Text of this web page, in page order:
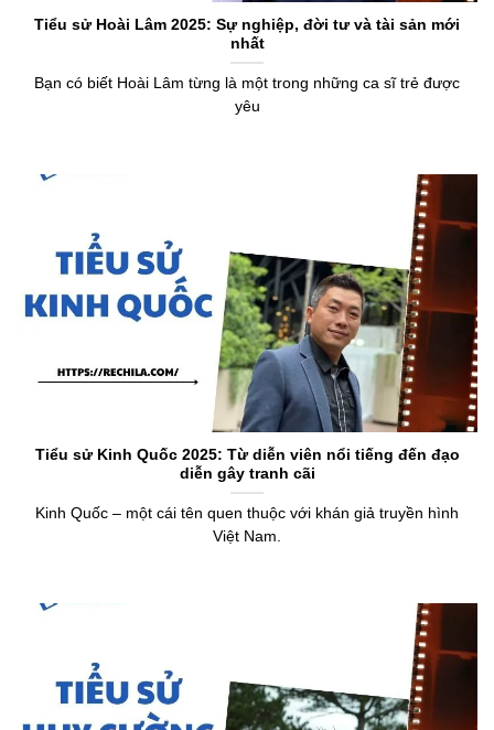
Tiểu sử Hoài Lâm 2025: Sự nghiệp, đời tư và tài sản mới
nhất
Bạn có biết Hoài Lâm từng là một trong những ca sĩ trẻ được
yêu
Tiểu sử Kinh Quốc 2025: Từ diễn viên nổi tiếng đến đạo
diễn gây tranh cãi
Kinh Quốc – một cái tên quen thuộc với khán giả truyền hình
Việt Nam.